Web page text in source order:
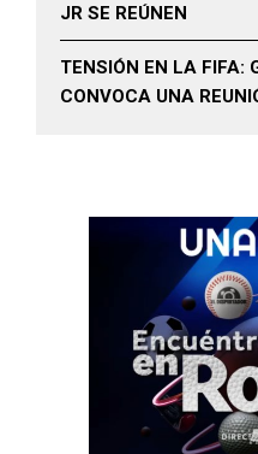
JR SE REÚNEN
TENSIÓN EN LA FIFA:
CONVOCA UNA